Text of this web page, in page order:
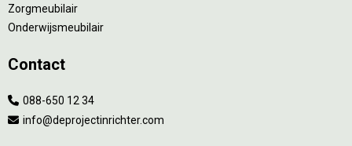
Zorgmeubilair
Onderwijsmeubilair
Contact
088-650 12 34
info@deprojectinrichter.com